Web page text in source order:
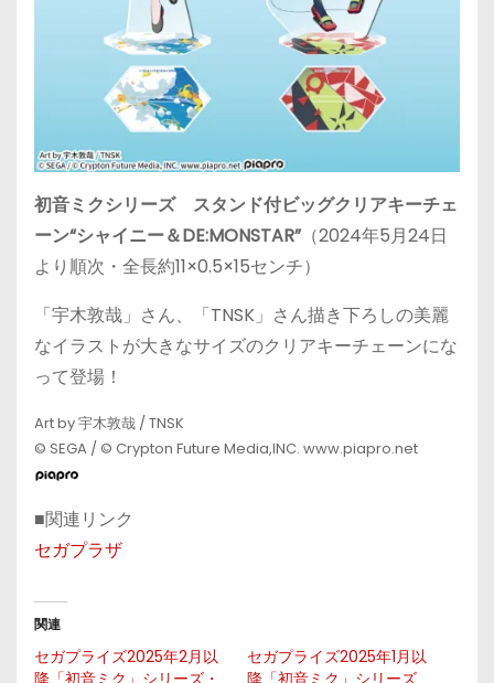
初音ミクシリーズ スタンド付ビッグクリアキーチェ
ーン“シャイニー＆DE:MONSTAR”（2024年5月24日
より順次・全長約11×0.5×15センチ）
「宇木敦哉」さん、「TNSK」さん描き下ろしの美麗
なイラストが大きなサイズのクリアキーチェーンにな
って登場！
Art by 宇木敦哉 / TNSK
© SEGA / © Crypton Future Media,INC. www.piapro.net
■関連リンク
セガプラザ
関連
セガプライズ2025年2月以
降「初音ミク」シリーズ・
セガプライズ2025年1月以
降「初音ミク」シリーズ